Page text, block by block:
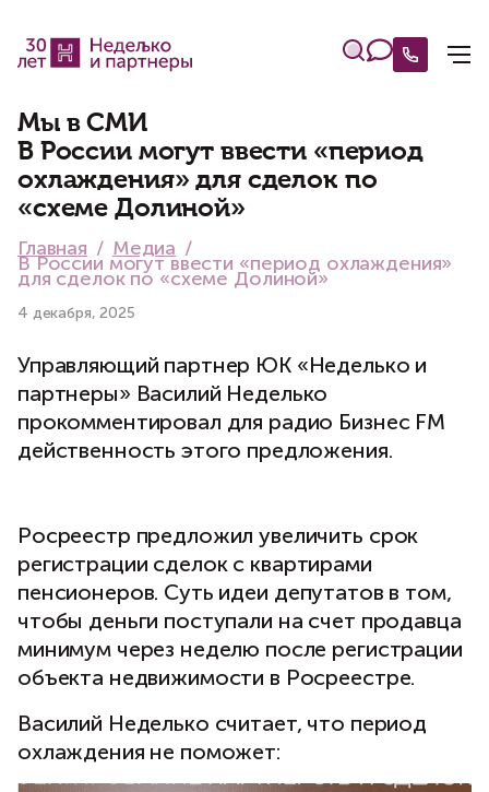
Мы в СМИ
В России могут ввести «период
охлаждения» для сделок по
«схеме Долиной»
Главная Медиа
В России могут ввести «период охлаждения»
для сделок по «схеме Долиной»
4 декабря, 2025
Управляющий партнер ЮК «Неделько и
партнеры» Василий Неделько
прокомментировал для радио Бизнес FM
действенность этого предложения.
Росреестр предложил увеличить срок
регистрации сделок с квартирами
пенсионеров. Суть идеи депутатов в том,
чтобы деньги поступали на счет продавца
минимум через неделю после регистрации
объекта недвижимости в Росреестре.
Василий Неделько считает, что период
охлаждения не поможет: